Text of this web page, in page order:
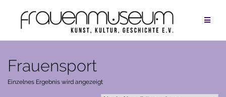
springen
Frauensport
Einzelnes Ergebnis wird angezeigt